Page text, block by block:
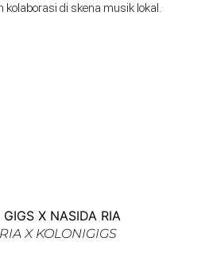
di skena musik lokal.
X KOLONIGIGS